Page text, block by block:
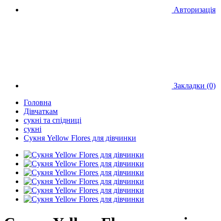
Авторизація
Закладки (0)
Головна
Дівчаткам
сукні та спідниці
сукні
Сукня Yellow Flores для дівчинки